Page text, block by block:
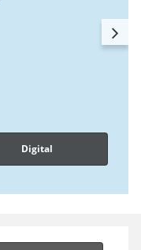
Digital